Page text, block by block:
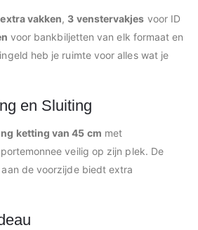
vakken, 3 venstervakjes voor ID
voor bankbiljetten van elk formaat en
heb je ruimte voor alles wat je
en Sluiting
ketting van 45 cm met
veilig op zijn plek. De
aan de voorzijde biedt extra